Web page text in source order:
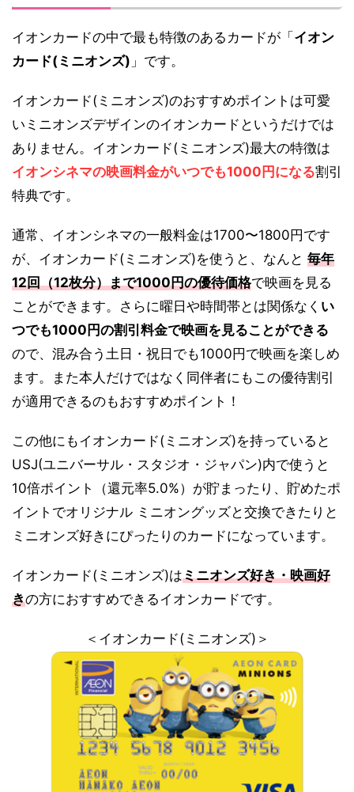
イオンカードの中で最も特徴のあるカードが「 イオン
カード(ミニオンズ) 」です。
イオンカード(ミニオンズ)のおすすめポイントは可愛
いミニオンズデザインのイオンカードというだけでは
ありません。イオンカード(ミニオンズ)最大の特徴は
イオンシネマの映画料金がいつでも1000円になる割引
特典です。
通常、イオンシネマの一般料金は1700〜1800円です
が、イオンカード(ミニオンズ)を使うと、なんと 毎年
12回（12枚分）まで1000円の優待価格で映画を見る
ことができます。さらに曜日や時間帯とは関係なく い
つでも1000円の割引料金で映画を見ることができる
ので、混み合う土日・祝日でも1000円で映画を楽しめ
ます。また本人だけではなく同伴者にもこの優待割引
が適用できるのもおすすめポイント！
この他にもイオンカード(ミニオンズ)を持っていると
USJ(ユニバーサル・スタジオ・ジャパン)内で使うと
10倍ポイント（還元率5.0%）が貯まったり、貯めたポ
イントでオリジナル ミニオングッズと交換できたりと
ミニオンズ好きにぴったりのカードになっています。
イオンカード(ミニオンズ)はミニオンズ好き・映画好
きの方におすすめできるイオンカードです。
＜イオンカード(ミニオンズ)＞